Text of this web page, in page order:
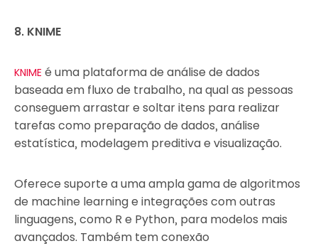
8. KNIME
KNIME é uma plataforma de análise de dados
baseada em fluxo de trabalho, na qual as pessoas
conseguem arrastar e soltar itens para realizar
tarefas como preparação de dados, análise
estatística, modelagem preditiva e visualização.
Oferece suporte a uma ampla gama de algoritmos
de machine learning e integrações com outras
linguagens, como R e Python, para modelos mais
avançados. Também tem conexão